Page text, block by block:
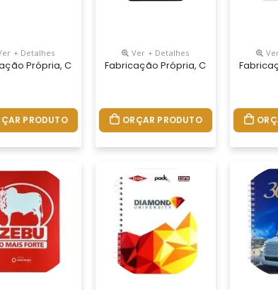
15x21,18x25 E 21x28 Cm. Capa Impressa Em 4
Do Seu Jeito.tamanhos 15x21,18x25 E 21x28
+ Detalhes
Própria, Cadernos Personalizados Do Seu
PRODUTO
Ver + Detalhes
Fabricação Própria, Cadernos
ORÇAR PRODUTO